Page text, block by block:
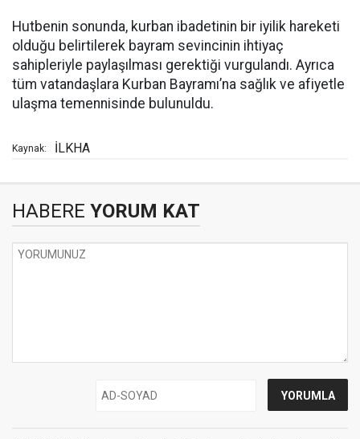
Hutbenin sonunda, kurban ibadetinin bir iyilik hareketi
olduğu belirtilerek bayram sevincinin ihtiyaç
sahipleriyle paylaşılması gerektiği vurgulandı. Ayrıca
tüm vatandaşlara Kurban Bayramı’na sağlık ve afiyetle
ulaşma temennisinde bulunuldu.
Kaynak: İLKHA
HABERE YORUM KAT